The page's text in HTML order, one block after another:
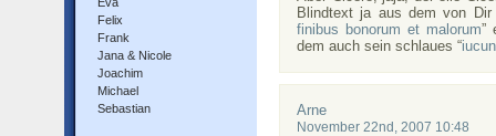
Felix
Frank
Jana & Nicole
Joachim
Michael
Sebastian
Blindtext ja aus dem von
finibus bonorum et malorum”
dem auch sein schlaues “
Arne
November 22nd, 2007 10:48